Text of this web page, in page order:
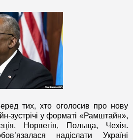
тих, хто оголосив про нову
зустрічі у форматі «Рамштайн»,
Норвегія, Польща, Чехія.
надіслати Україні